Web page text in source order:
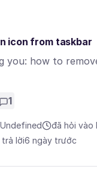
icon from taskbar
you: how to
1
Undefined
đã hỏi vào
trả lời6 ngày trước